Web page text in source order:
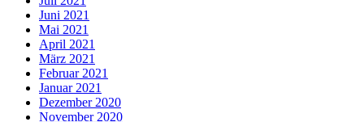
Juni 2021
Mai 2021
April 2021
März 2021
Februar 2021
Januar 2021
Dezember 2020
November 2020